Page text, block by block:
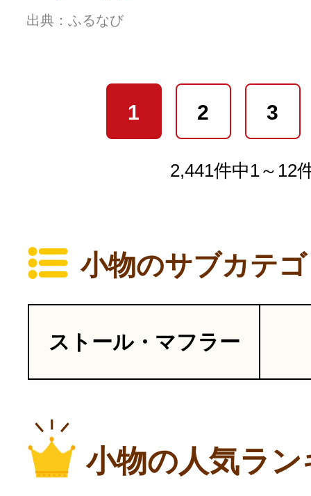
出典：ふるなび
1 2 3
2,441件中1～12
小物のサブカテ
ストール・マフラー
小物の人気ラン